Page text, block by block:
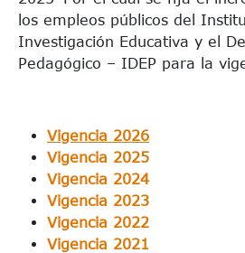
los empleos públicos del
Investigación Educativa y el
Pedagógico – IDEP para la
Vigencia 2026
Vigencia 2025
Vigencia 2024
Vigencia 2023
Vigencia 2022
Vigencia 2021